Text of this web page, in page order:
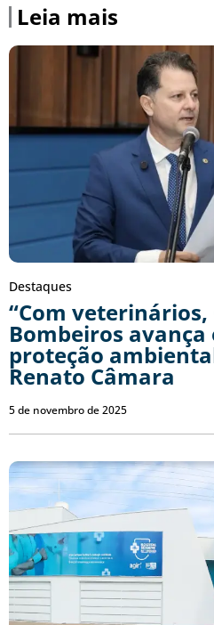
Leia mais
Destaques
“Com veterinários,
Bombeiros avança
proteção
Renato Câmara
5 de novembro de 2025